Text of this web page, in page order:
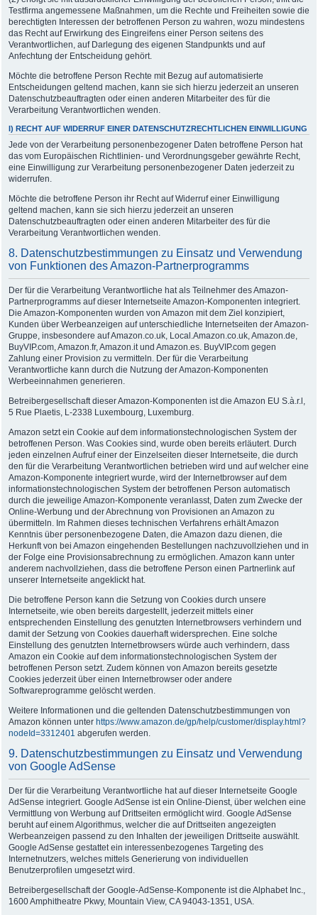
Testfirma angemessene Maßnahmen, um die Rechte und Freiheiten sowie die
berechtigten Interessen der betroffenen Person zu wahren, wozu mindestens
das Recht auf Erwirkung des Eingreifens einer Person seitens des
Verantwortlichen, auf Darlegung des eigenen Standpunkts und auf
Anfechtung der Entscheidung gehört.
Möchte die betroffene Person Rechte mit Bezug auf automatisierte
Entscheidungen geltend machen, kann sie sich hierzu jederzeit an unseren
Datenschutzbeauftragten oder einen anderen Mitarbeiter des für die
Verarbeitung Verantwortlichen wenden.
I) RECHT AUF WIDERRUF EINER DATENSCHUTZRECHTLICHEN EINWILLIGUNG
Jede von der Verarbeitung personenbezogener Daten betroffene Person hat
das vom Europäischen Richtlinien- und Verordnungsgeber gewährte Recht,
eine Einwilligung zur Verarbeitung personenbezogener Daten jederzeit zu
widerrufen.
Möchte die betroffene Person ihr Recht auf Widerruf einer Einwilligung
geltend machen, kann sie sich hierzu jederzeit an unseren
Datenschutzbeauftragten oder einen anderen Mitarbeiter des für die
Verarbeitung Verantwortlichen wenden.
8. Datenschutzbestimmungen zu Einsatz und Verwendung
von Funktionen des Amazon-Partnerprogramms
Der für die Verarbeitung Verantwortliche hat als Teilnehmer des Amazon-
Partnerprogramms auf dieser Internetseite Amazon-Komponenten integriert.
Die Amazon-Komponenten wurden von Amazon mit dem Ziel konzipiert,
Kunden über Werbeanzeigen auf unterschiedliche Internetseiten der Amazon-
Gruppe, insbesondere auf Amazon.co.uk, Local.Amazon.co.uk, Amazon.de,
BuyVIP.com, Amazon.fr, Amazon.it und Amazon.es. BuyVIP.com gegen
Zahlung einer Provision zu vermitteln. Der für die Verarbeitung
Verantwortliche kann durch die Nutzung der Amazon-Komponenten
Werbeeinnahmen generieren.
Betreibergesellschaft dieser Amazon-Komponenten ist die Amazon EU S.à.r.l,
5 Rue Plaetis, L-2338 Luxembourg, Luxemburg.
Amazon setzt ein Cookie auf dem informationstechnologischen System der
betroffenen Person. Was Cookies sind, wurde oben bereits erläutert. Durch
jeden einzelnen Aufruf einer der Einzelseiten dieser Internetseite, die durch
den für die Verarbeitung Verantwortlichen betrieben wird und auf welcher eine
Amazon-Komponente integriert wurde, wird der Internetbrowser auf dem
informationstechnologischen System der betroffenen Person automatisch
durch die jeweilige Amazon-Komponente veranlasst, Daten zum Zwecke der
Online-Werbung und der Abrechnung von Provisionen an Amazon zu
übermitteln. Im Rahmen dieses technischen Verfahrens erhält Amazon
Kenntnis über personenbezogene Daten, die Amazon dazu dienen, die
Herkunft von bei Amazon eingehenden Bestellungen nachzuvollziehen und in
der Folge eine Provisionsabrechnung zu ermöglichen. Amazon kann unter
anderem nachvollziehen, dass die betroffene Person einen Partnerlink auf
unserer Internetseite angeklickt hat.
Die betroffene Person kann die Setzung von Cookies durch unsere
Internetseite, wie oben bereits dargestellt, jederzeit mittels einer
entsprechenden Einstellung des genutzten Internetbrowsers verhindern und
damit der Setzung von Cookies dauerhaft widersprechen. Eine solche
Einstellung des genutzten Internetbrowsers würde auch verhindern, dass
Amazon ein Cookie auf dem informationstechnologischen System der
betroffenen Person setzt. Zudem können von Amazon bereits gesetzte
Cookies jederzeit über einen Internetbrowser oder andere
Softwareprogramme gelöscht werden.
Weitere Informationen und die geltenden Datenschutzbestimmungen von
Amazon können unter https://www.amazon.de/gp/help/customer/display.html?
nodeId=3312401 abgerufen werden.
9. Datenschutzbestimmungen zu Einsatz und Verwendung
von Google AdSense
Der für die Verarbeitung Verantwortliche hat auf dieser Internetseite Google
AdSense integriert. Google AdSense ist ein Online-Dienst, über welchen eine
Vermittlung von Werbung auf Drittseiten ermöglicht wird. Google AdSense
beruht auf einem Algorithmus, welcher die auf Drittseiten angezeigten
Werbeanzeigen passend zu den Inhalten der jeweiligen Drittseite auswählt.
Google AdSense gestattet ein interessenbezogenes Targeting des
Internetnutzers, welches mittels Generierung von individuellen
Benutzerprofilen umgesetzt wird.
Betreibergesellschaft der Google-AdSense-Komponente ist die Alphabet Inc.,
1600 Amphitheatre Pkwy, Mountain View, CA 94043-1351, USA.